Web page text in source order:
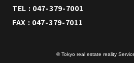
TEL : 047-379-7001
FAX : 047-379-7011
© Tokyo real estate reality